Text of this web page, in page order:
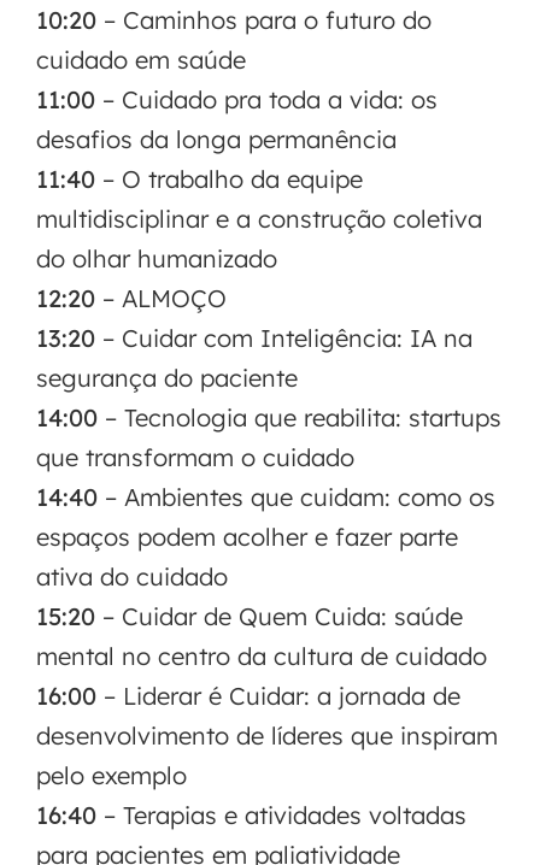
10:20 – Caminhos para o futuro do
cuidado em saúde
11:00 – Cuidado pra toda a vida: os
desafios da longa permanência
11:40 – O trabalho da equipe
multidisciplinar e a construção coletiva
do olhar humanizado
12:20 – ALMOÇO
13:20 – Cuidar com Inteligência: IA na
segurança do paciente
14:00 – Tecnologia que reabilita: startups
que transformam o cuidado
14:40 – Ambientes que cuidam: como os
espaços podem acolher e fazer parte
ativa do cuidado
15:20 – Cuidar de Quem Cuida: saúde
mental no centro da cultura de cuidado
16:00 – Liderar é Cuidar: a jornada de
desenvolvimento de líderes que inspiram
pelo exemplo
16:40 – Terapias e atividades voltadas
para pacientes em paliatividade